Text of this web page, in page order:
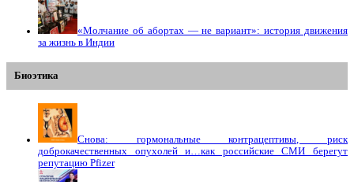
«Молчание об абортах — не вариант»: история движения
за жизнь в Индии
Биоэтика
Снова: гормональные контрацептивы, риск
доброкачественных опухолей и…как российские СМИ берегут
репутацию Pfizer